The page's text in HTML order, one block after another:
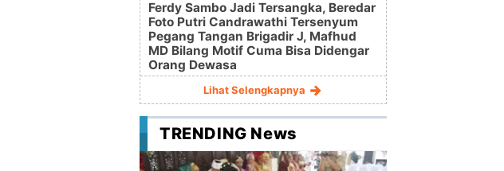
Ferdy Sambo Jadi Tersangka, Beredar
Foto Putri Candrawathi Tersenyum
Pegang Tangan Brigadir J, Mafhud
MD Bilang Motif Cuma Bisa Didengar
Orang Dewasa
Lihat Selengkapnya
TRENDING News